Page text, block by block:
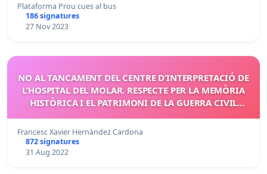
Plataforma Prou cues al bus
186 signatures
27 Nov 2023
NO AL TANCAMENT DEL CENTRE D’INTERPRETACIÓ DE
L’HOSPITAL DEL MOLAR. RESPECTE PER LA MEMÒRIA
HISTÒRICA I EL PATRIMONI DE LA GUERRA CIVIL
Francesc Xavier Hernàndez Cardona
872 signatures
31 Aug 2022